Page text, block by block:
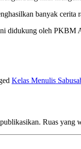
banyak cerita
didukung oleh
Kelas Menulis
Ruas yang